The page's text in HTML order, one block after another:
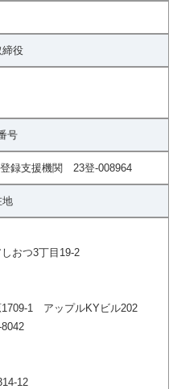
締役
号
録支援機関 23登-008964
地
おつ3丁目19-2
1 アップルKYビル202
12